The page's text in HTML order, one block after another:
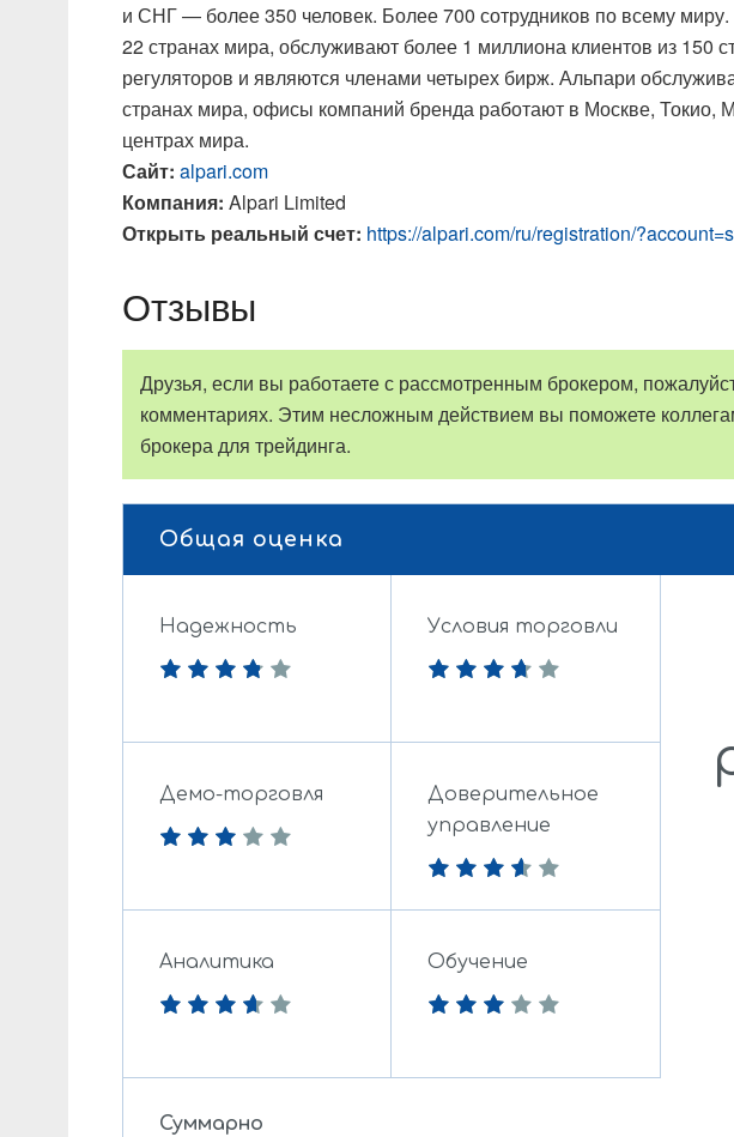
и СНГ — более 350 человек. Более 700 сотрудников по всему
22 странах мира, обслуживают более 1 миллиона клиентов из 150
регуляторов и являются членами четырех бирж. Альпари
странах мира, офисы компаний бренда работают в Москве, Токио,
центрах мира.
Сайт: alpari.com
Компания: Alpari Limited
Открыть реальный счет: https://alpari.com/ru/registration/
Отзывы
Друзья, если вы работаете с рассмотренным брокером,
комментариях. Этим несложным действием вы поможете
брокера для трейдинга.
Общая оценка
Надежность Условия торговли
Демо-торговля
Доверительное
управление
Аналитика Обучение
Суммарно